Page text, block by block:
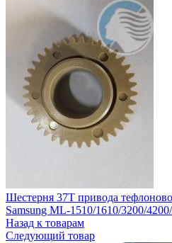
Шестерня 37T привода
Samsung ML-1510/1610/3200/
Назад к товарам
Следующий товар